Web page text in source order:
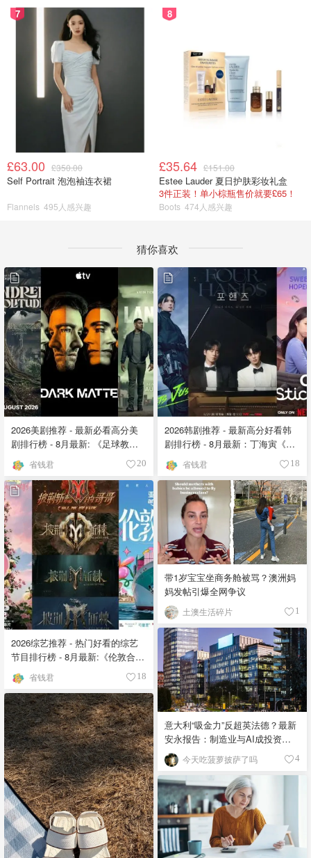
7
£63.00 £350.00
Self Portrait 泡泡袖连衣裙
Flannels 495人感兴趣
8
£35.64 £151.00
Estee Lauder 夏日护肤彩妆礼盒
3件正装！单小棕瓶售价就要£65！
Boots 474人感兴趣
猜你喜欢
2026美剧推荐 - 最新必看高分美
剧排行榜 - 8月最新: 《​​足球教练
》第四季回归！
省钱君 20
2026韩剧推荐 - 最新高分好看韩
剧排行榜 - 8月最新：丁海寅《我
的荒糖恋爱 》上线❣️
省钱君 18
2026综艺推荐 - 热门好看的综艺
节目排行榜 - 8月最新:《​​伦敦合伙
人》回归啦
省钱君 18
带1岁宝宝坐商务舱被骂？澳洲妈
妈发帖引爆全网争议
土澳生活碎片 1
意大利“吸金力”反超英法德？最新
安永报告：制造业与AI成投资新
宠！ 今天吃菠萝披萨了吗 4